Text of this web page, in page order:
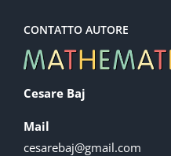
CONTATTO AUTORE
Cesare Baj
Mail
cesarebaj@gmail.com